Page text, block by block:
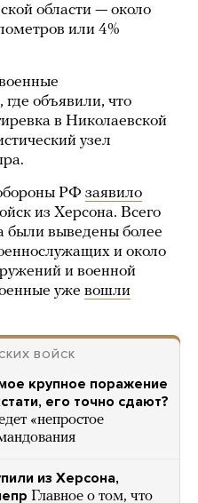
области — около
или 4%
, где объявили, что
в Николаевской
узел
РФ заявило
из Херсона. Всего
были выведены более
и около
и военной
уже вошли
ВОЙСК
крупное поражение
его точно сдают?
«непростое
из Херсона,
Главное о том, что